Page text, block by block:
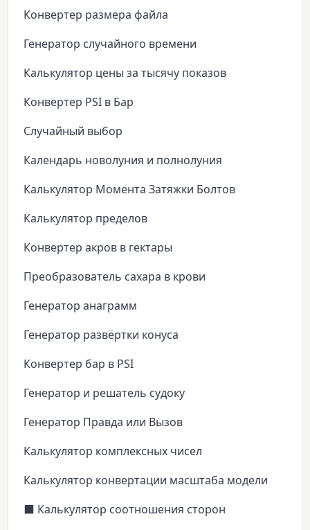
Конвертер размера файла
Генератор случайного времени
Калькулятор цены за тысячу показов
Конвертер PSI в Бар
Случайный выбор
Календарь новолуния и полнолуния
Калькулятор Момента Затяжки Болтов
Калькулятор пределов
Конвертер акров в гектары
Преобразователь сахара в крови
Генератор анаграмм
Генератор развёртки конуса
Конвертер бар в PSI
Генератор и решатель судоку
Генератор Правда или Вызов
Калькулятор комплексных чисел
Калькулятор конвертации масштаба модели
⬛ Калькулятор соотношения сторон